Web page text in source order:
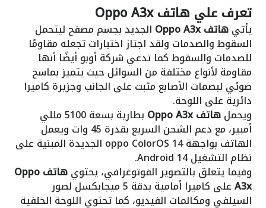
تعرف علي هاتف Oppo A3x
يأتيهاتف Oppo A3x الجديد بجسم مصفح ليتحمل
السقوط والصدمات ولقد اجتاز اختبارات تجعله مقاومًا
للصدمات والسقوط كما تدعي شركة أوبو أيضًا أنها
مقاومة لأنواع مختلفة من السوائل حيث يتميز بماسح
ضوئي لبصمات الأصابع مثبت على الجانب وجزيرة كاميرا
دائرية على اللوحة.
ويحملهاتف Oppo A3x بطارية بسعة 5100 مللي
أمبير، مع دعم الشحن السريع بقدرة 45 وات ويعمل
الهاتف بواجهة oppo ColorOS 14 الجديدة المبنية على
نظام التشغيل Android 14.
وفيما يتعلق بالتصوير الفوتوغرافي، يحتوي هاتف Oppo
A3x على كاميرا أمامية بدقة 5 ميجابكسل لصور
السيلفي ومكالمات الفيديو، كما تحتوي اللوحة الخلفية